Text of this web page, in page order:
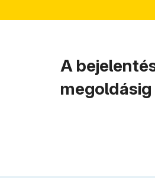
A
megoldásig